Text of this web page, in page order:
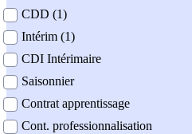
CDD (1)
Intérim (1)
CDI Intérimaire
Saisonnier
Contrat apprentissage
Cont. professionnalisation